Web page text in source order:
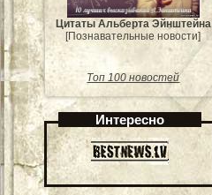
Цитаты Альберта Эйнштейна
[Познавательные новости]
Топ 100 новостей
Интересно